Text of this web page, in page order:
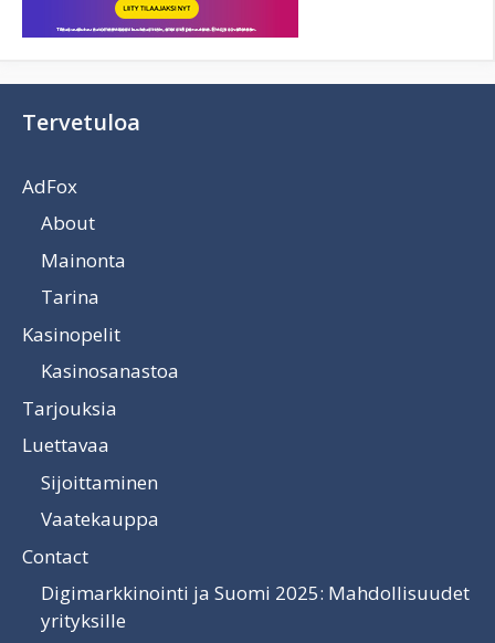
Tervetuloa
AdFox
About
Mainonta
Tarina
Kasinopelit
Kasinosanastoa
Tarjouksia
Luettavaa
Sijoittaminen
Vaatekauppa
Contact
Digimarkkinointi ja Suomi 2025: Mahdollisuudet
yrityksille